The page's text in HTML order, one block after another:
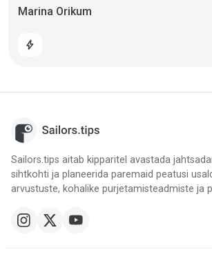
Marina Orikum
bolt
Sailors.tips aitab kipparitel avastada
sihtkohti ja planeerida paremaid peatusi
arvustuste, kohalike purjetamisteadmiste ja